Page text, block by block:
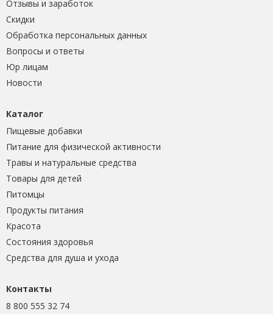
Отзывы и заработок
Скидки
Обработка персональных данных
Вопросы и ответы
Юр лицам
Новости
Каталог
Пищевые добавки
Питание для физической активности
Травы и натуральные средства
Товары для детей
Питомцы
Продукты питания
Красота
Состояния здоровья
Средства для душа и ухода
Контакты
8 800 555 32 74